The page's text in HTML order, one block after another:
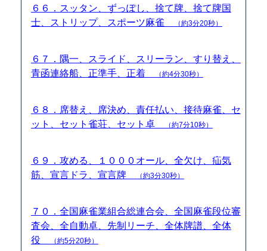
６６．スッタン、ずっぽし、捨て牌、捨て牌国
士、ストリップ、スポーツ麻雀
（約3分20秒）
６７．隅一、スライド、スリーラン、すり替え、
青函連絡船、正準手、正着
（約4分30秒）
６８．席替え、席決め、責任払い、接待麻雀、セ
ット、セット雀荘、セット卓
（約7分10秒）
６９．攻める、１０００オール、全欠け、疝気
筋、宣言ドラ、宣言牌
（約3分30秒）
７０．全国麻雀業組合総連合会、全国麻雀段位審
査会、全自動卓、先制リーチ、全体牌譜、全体
役
（約5分20秒）